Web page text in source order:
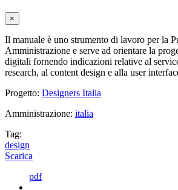
×
Il manuale è uno strumento di lavoro per la
Amministrazione e serve ad orientare la
digitali fornendo indicazioni relative al
research, al content design e alla user
Progetto: Designers Italia
Amministrazione: italia
Tag:
design
Scarica
pdf